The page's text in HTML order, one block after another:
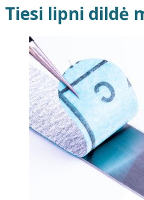
Tiesi lipni dildė